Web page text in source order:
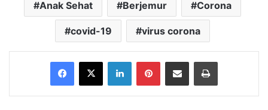
Anak Sehat Berjemur Corona
covid-19 virus corona
Facebook
X LinkedInPinterestShare via Email Print